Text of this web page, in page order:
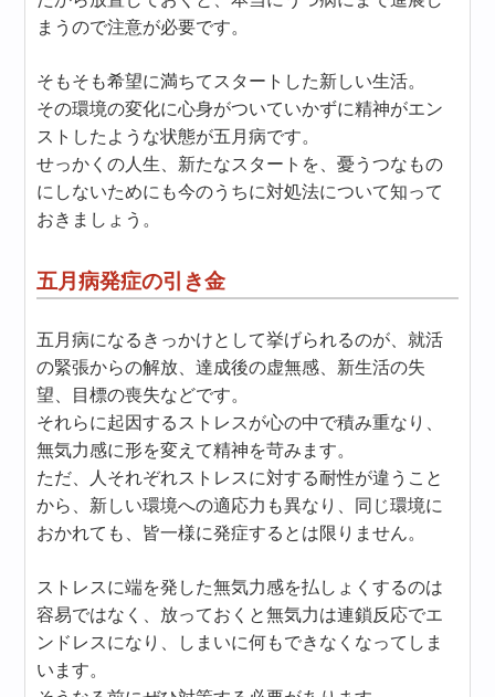
まうので注意が必要です。
そもそも希望に満ちてスタートした新しい生活。
その環境の変化に心身がついていかずに精神がエン
ストしたような状態が五月病です。
せっかくの人生、新たなスタートを、憂うつなもの
にしないためにも今のうちに対処法について知って
おきましょう。
五月病発症の引き金
五月病になるきっかけとして挙げられるのが、就活
の緊張からの解放、達成後の虚無感、新生活の失
望、目標の喪失などです。
それらに起因するストレスが心の中で積み重なり、
無気力感に形を変えて精神を苛みます。
ただ、人それぞれストレスに対する耐性が違うこと
から、新しい環境への適応力も異なり、同じ環境に
おかれても、皆一様に発症するとは限りません。
ストレスに端を発した無気力感を払しょくするのは
容易ではなく、放っておくと無気力は連鎖反応でエ
ンドレスになり、しまいに何もできなくなってしま
います。